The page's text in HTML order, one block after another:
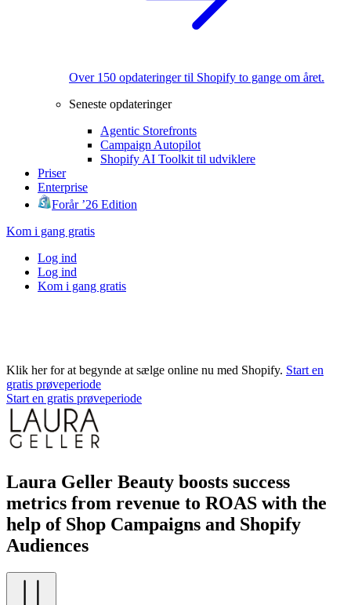
Over 150 opdateringer til Shopify to gange om året.
Seneste opdateringer
Agentic Storefronts
Campaign Autopilot
Shopify AI Toolkit til udviklere
Priser
Enterprise
Forår ’26 Edition
Kom i gang gratis
Log ind
Log ind
Kom i gang gratis
Klik her for at begynde at sælge online nu med Shopify. Start en
gratis prøveperiode
Start en gratis prøveperiode
Laura Geller Beauty boosts success
metrics from revenue to ROAS with the
help of Shop Campaigns and Shopify
Audiences